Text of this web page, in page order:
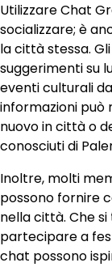
Utilizzare Chat
socializzare; è
la città stessa.
suggerimenti su
eventi culturali
informazioni può
nuovo in città o
conosciuti di
Inoltre, molti
possono fornire
nella città. Che
partecipare a
chat possono